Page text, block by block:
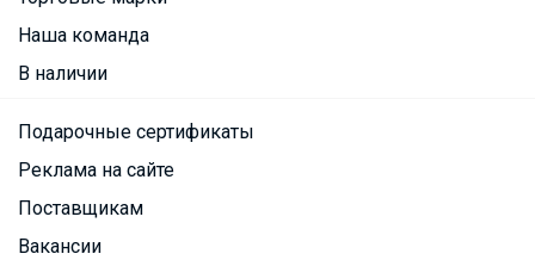
Наша команда
В наличии
Подарочные сертификаты
Реклама на сайте
Поставщикам
Вакансии